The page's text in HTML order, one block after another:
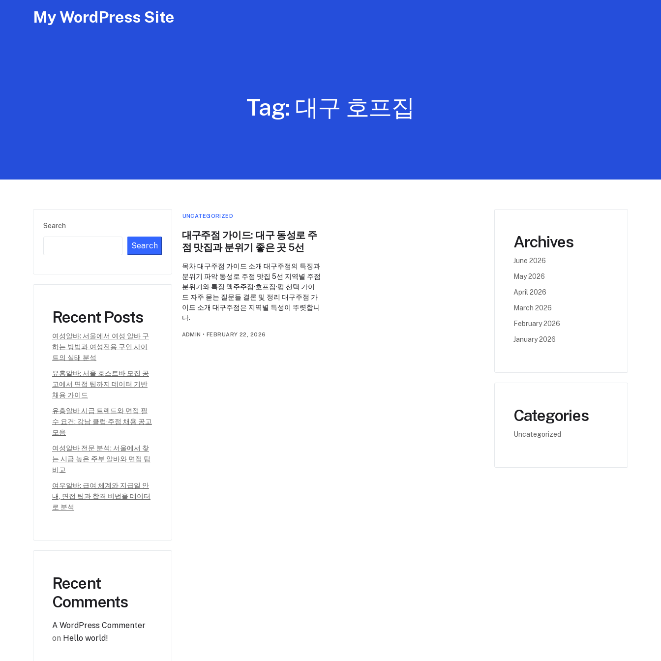
My WordPress Site
Tag: 대구 호프집
Search
Search
Recent Posts
여성알바: 서울에서 여성 알바 구
하는 방법과 여성전용 구인 사이
트의 실태 분석
유흥알바: 서울 호스트바 모집 공
고에서 면접 팁까지 데이터 기반
채용 가이드
유흥알바 시급 트렌드와 면접 필
수 요건: 강남 클럽·주점 채용 공고
모음
여성알바 전문 분석: 서울에서 찾
는 시급 높은 주부 알바와 면접 팁
비교
여우알바: 급여 체계와 지급일 안
내, 면접 팁과 합격 비법을 데이터
로 분석
Recent
Comments
A WordPress Commenter
on Hello world!
UNCATEGORIZED
대구주점 가이드: 대구 동성로 주
점 맛집과 분위기 좋은 곳 5선
목차 대구주점 가이드 소개 대구주점의 특징과
분위기 파악 동성로 주점 맛집 5선 지역별 주점
분위기와 특징 맥주주점·호프집·펍 선택 가이
드 자주 묻는 질문들 결론 및 정리 대구주점 가
이드 소개 대구주점은 지역별 특성이 뚜렷합니
다.
ADMIN • FEBRUARY 22, 2026
Archives
June 2026
May 2026
April 2026
March 2026
February 2026
January 2026
Categories
Uncategorized